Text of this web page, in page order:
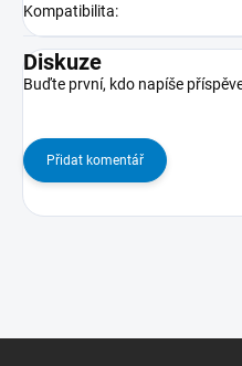
Kompatibilita:
Diskuze
Buďte první, kdo napíše
Přidat komentář